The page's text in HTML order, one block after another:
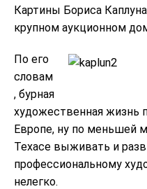
Картины Бориса
крупном аукционном
По его
словам
, бурная
художественная жизнь
Европе, ну по меньшей
Техасе выживать и
профессиональному
нелегко.